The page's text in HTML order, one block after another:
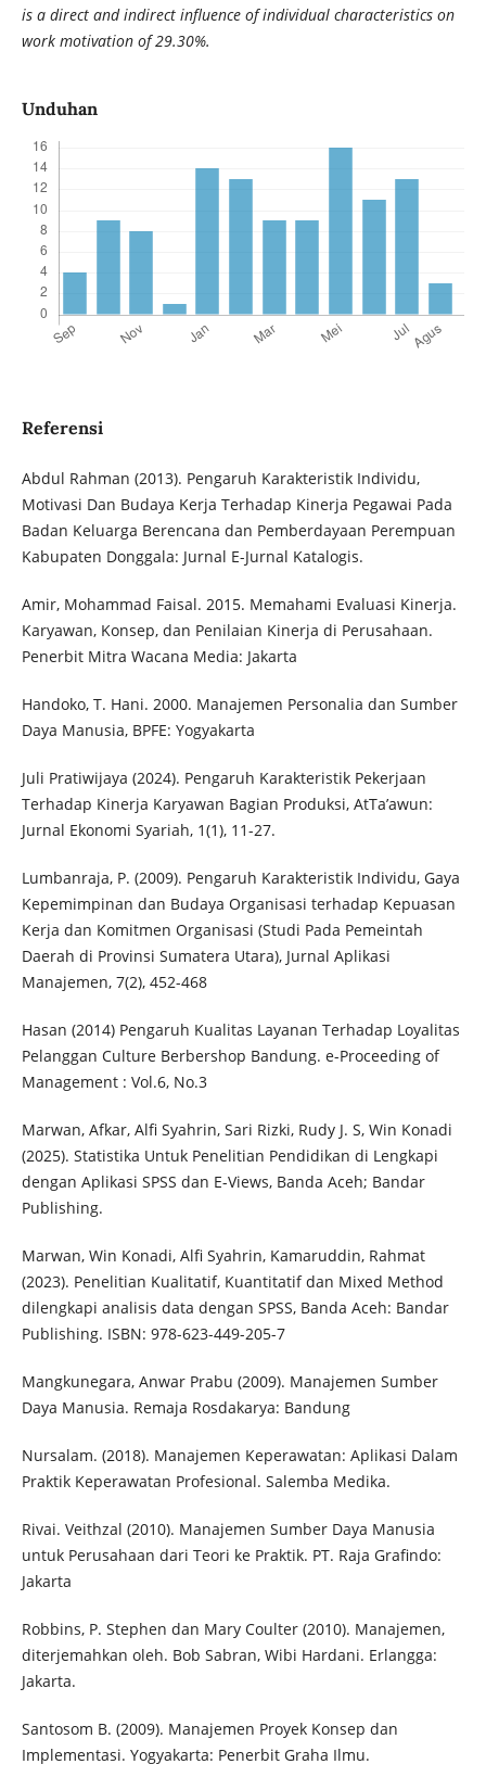
is a direct and indirect influence of individual characteristics on
work motivation of 29.30%.
Unduhan
Referensi
Abdul Rahman (2013). Pengaruh Karakteristik Individu,
Motivasi Dan Budaya Kerja Terhadap Kinerja Pegawai Pada
Badan Keluarga Berencana dan Pemberdayaan Perempuan
Kabupaten Donggala: Jurnal E-Jurnal Katalogis.
Amir, Mohammad Faisal. 2015. Memahami Evaluasi Kinerja.
Karyawan, Konsep, dan Penilaian Kinerja di Perusahaan.
Penerbit Mitra Wacana Media: Jakarta
Handoko, T. Hani. 2000. Manajemen Personalia dan Sumber
Daya Manusia, BPFE: Yogyakarta
Juli Pratiwijaya (2024). Pengaruh Karakteristik Pekerjaan
Terhadap Kinerja Karyawan Bagian Produksi, AtTa’awun:
Jurnal Ekonomi Syariah, 1(1), 11-27.
Lumbanraja, P. (2009). Pengaruh Karakteristik Individu, Gaya
Kepemimpinan dan Budaya Organisasi terhadap Kepuasan
Kerja dan Komitmen Organisasi (Studi Pada Pemeintah
Daerah di Provinsi Sumatera Utara), Jurnal Aplikasi
Manajemen, 7(2), 452-468
Hasan (2014) Pengaruh Kualitas Layanan Terhadap Loyalitas
Pelanggan Culture Berbershop Bandung. e-Proceeding of
Management : Vol.6, No.3
Marwan, Afkar, Alfi Syahrin, Sari Rizki, Rudy J. S, Win Konadi
(2025). Statistika Untuk Penelitian Pendidikan di Lengkapi
dengan Aplikasi SPSS dan E-Views, Banda Aceh; Bandar
Publishing.
Marwan, Win Konadi, Alfi Syahrin, Kamaruddin, Rahmat
(2023). Penelitian Kualitatif, Kuantitatif dan Mixed Method
dilengkapi analisis data dengan SPSS, Banda Aceh: Bandar
Publishing. ISBN: 978-623-449-205-7
Mangkunegara, Anwar Prabu (2009). Manajemen Sumber
Daya Manusia. Remaja Rosdakarya: Bandung
Nursalam. (2018). Manajemen Keperawatan: Aplikasi Dalam
Praktik Keperawatan Profesional. Salemba Medika.
Rivai. Veithzal (2010). Manajemen Sumber Daya Manusia
untuk Perusahaan dari Teori ke Praktik. PT. Raja Grafindo:
Jakarta
Robbins, P. Stephen dan Mary Coulter (2010). Manajemen,
diterjemahkan oleh. Bob Sabran, Wibi Hardani. Erlangga:
Jakarta.
Santosom B. (2009). Manajemen Proyek Konsep dan
Implementasi. Yogyakarta: Penerbit Graha Ilmu.